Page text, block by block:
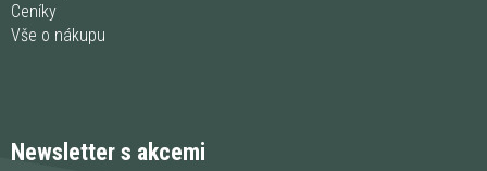
Ceníky
Vše o nákupu
Newsletter s akcemi